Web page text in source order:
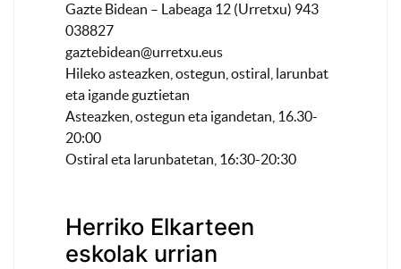
Gazte Bidean – Labeaga 12 (Urretxu) 943
038827
gaztebidean@urretxu.eus
Hileko asteazken, ostegun, ostiral, larunbat
eta igande guztietan
Asteazken, ostegun eta igandetan, 16.30-
20:00
Ostiral eta larunbatetan, 16:30-20:30
Herriko Elkarteen
eskolak urrian